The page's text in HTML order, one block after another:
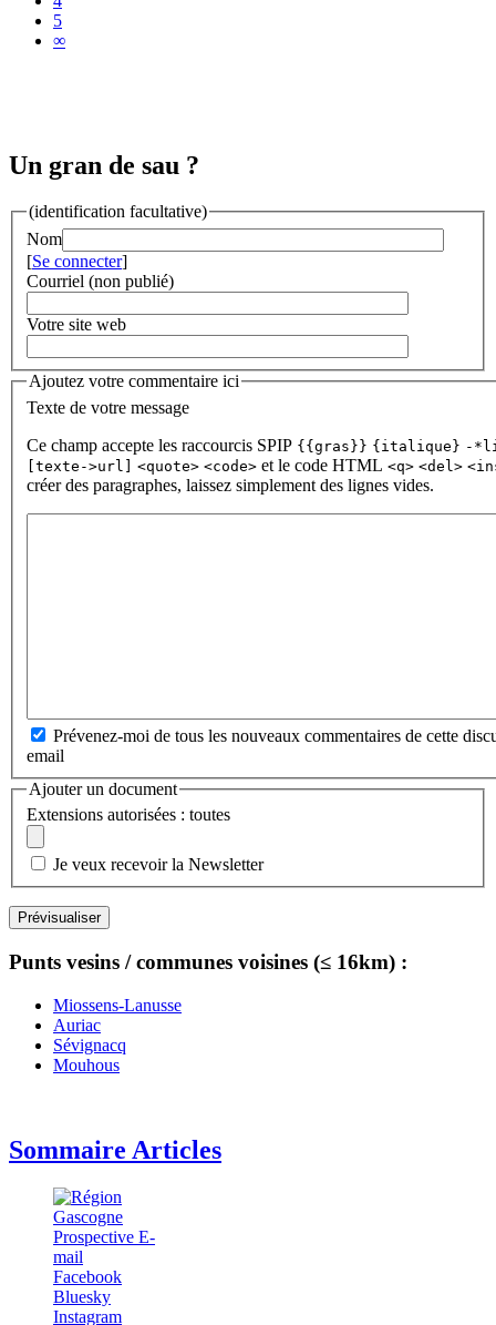
5
∞
Un gran de sau ?
(identification facultative)
Nom
[Se connecter]
Courriel (non publié)
Votre site web
Ajoutez votre commentaire ici
Texte de votre message
Ce champ accepte les raccourcis SPIP {{gras}} {italique} -
[texte->url] <quote> <code> et le code HTML <q> <del>
créer des paragraphes, laissez simplement des lignes vides.
Prévenez-moi de tous les nouveaux commentaires de cette
email
Ajouter un document
Extensions autorisées : toutes
Je veux recevoir la Newsletter
Punts vesins / communes voisines (≤ 16km) :
Miossens-Lanusse
Auriac
Sévignacq
Mouhous
Sommaire Articles